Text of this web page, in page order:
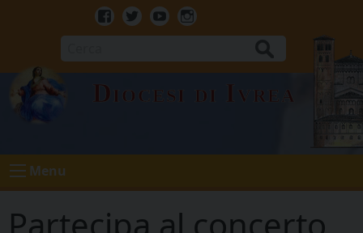
Facebook
TwitterYoutubeInstagram
Diocesi di Ivrea
Menu